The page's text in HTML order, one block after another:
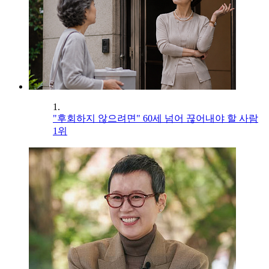
1.
"후회하지 않으려면" 60세 넘어 끊어내야 할 사람
1위